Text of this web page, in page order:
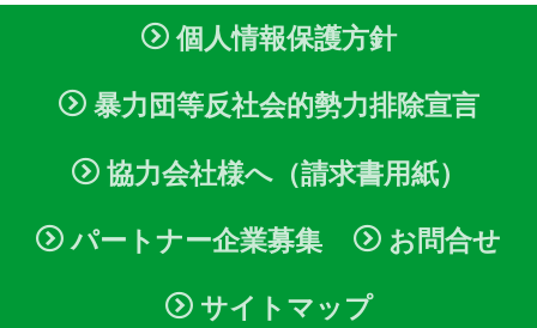
個人情報保護方針
暴力団等反社会的勢力排除宣言
協力会社様へ（請求書用紙）
パートナー企業募集 お問合せ
サイトマップ